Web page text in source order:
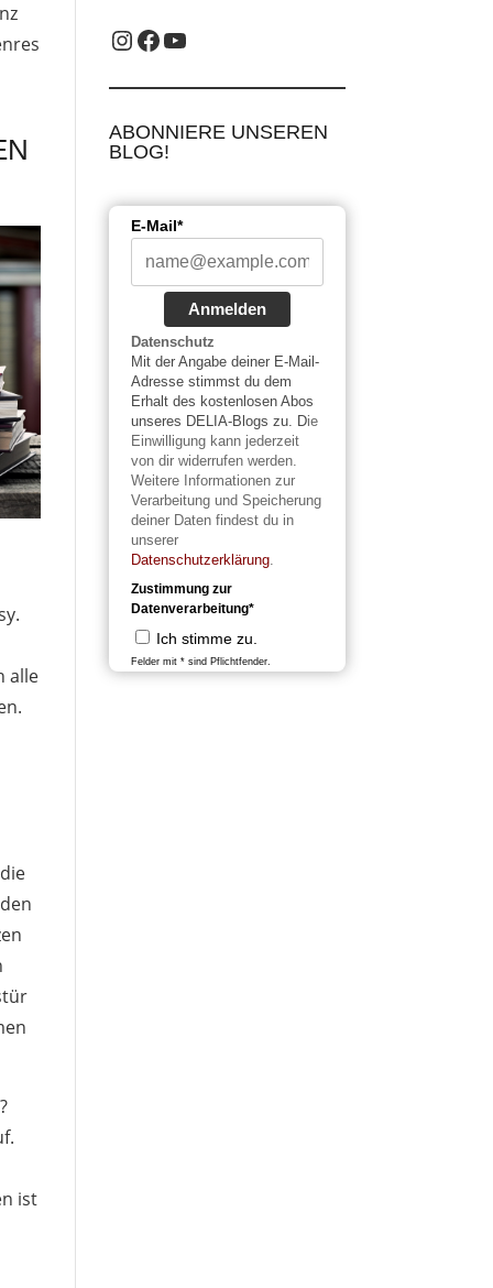
alle
ist
Instagram_label
Facebook-LabelYouTube-Label
ABONNIERE UNSEREN
BLOG!
E-Mail*
Anmelden
Datenschutz
Mit der Angabe deiner E-Mail-
Adresse stimmst du dem
Erhalt des kostenlosen Abos
unseres DELIA-Blogs zu. Die
Einwilligung kann jederzeit
von dir widerrufen werden.
Weitere Informationen zur
Verarbeitung und Speicherung
deiner Daten findest du in
unserer
Datenschutzerklärung.
Zustimmung zur
Datenverarbeitung*
Ich stimme zu.
Felder mit * sind Pflichtfender.